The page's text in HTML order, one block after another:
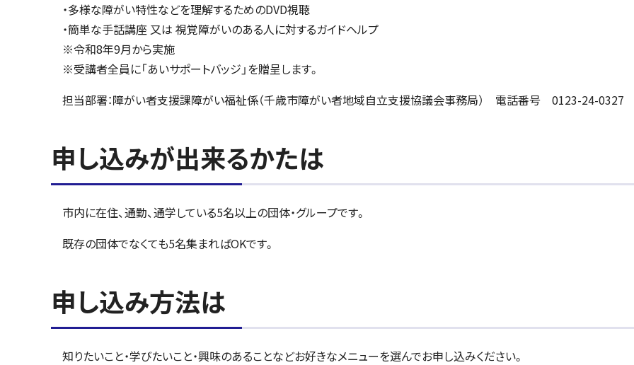
・多様な障がい特性などを理解するためのDVD視聴
・簡単な手話講座 又は 視覚障がいのある人に対するガイドヘルプ
※令和8年9月から実施
※受講者全員に「あいサポートバッジ」を贈呈します。
担当部署：障がい者支援課障がい福祉係（千歳市障がい者地域自立支援協議会事務局） 電話番号 0123-24-0327
申し込みが出来るかたは
市内に在住、通勤、通学している5名以上の団体・グループです。
既存の団体でなくても5名集まればOKです。
申し込み方法は
知りたいこと・学びたいこと・興味のあることなどお好きなメニューを選んでお申し込みください。